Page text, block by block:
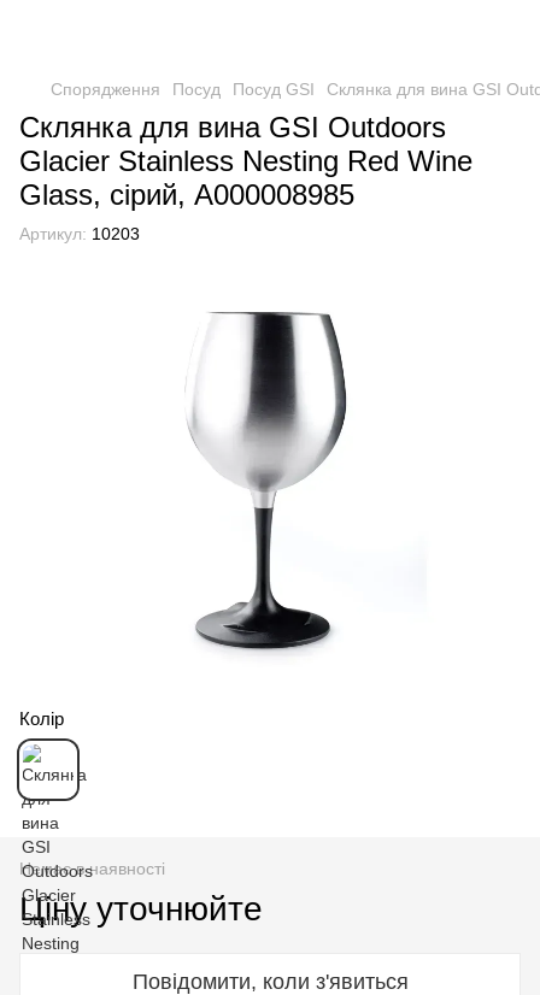
Спорядження Посуд Посуд GSI Склянка для вина GSI
Склянка для вина GSI Outdoors
Glacier Stainless Nesting Red Wine
Glass, сірий, А000008985
Артикул: 10203
Колір
Немає в наявності
Ціну уточнюйте
Повідомити, коли з'явиться